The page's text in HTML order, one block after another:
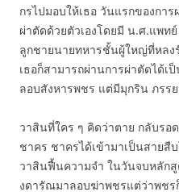
กรไปมอบให้เธอ วันแรกของกา
ผ่าตัดด้วยตัวเองโดยมี น.ศ.แพ
ลูกชายนายทหารชั้นผู้ใหญ่ที่หลง
เธอก็สามารถผ่านการผ่าตัดได้เ
ลอบสังหารพชร แต่มีมุกริน ภรร
วาสินที่ใคร ๆ คิดว่าตาย กลับรอ
ชาคร ชาครได้เข้ามาเป็นสายสื
วาสินฟื้นความจำ ในวันจบหลัก
งดารัณมาลอบฆ่าพชรแต่ว่าพช